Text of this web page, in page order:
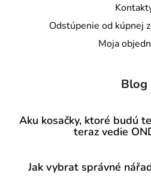
Odstúpenie od kúpnej
Moja
Blog
Aku kosačky, ktoré budú
teraz vedie
Jak vybrat správné